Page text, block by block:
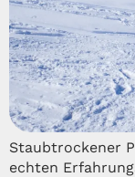
Staubtrockener
echten